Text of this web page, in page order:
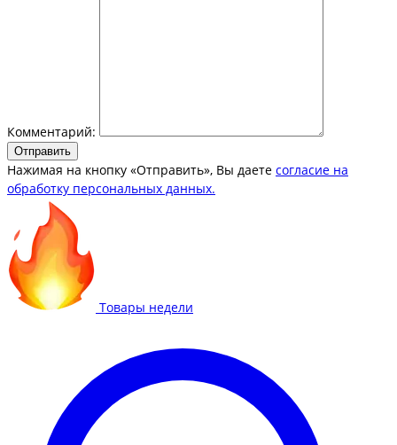
Комментарий:
Отправить
Нажимая на кнопку «Отправить», Вы даете согласие на
обработку персональных данных.
Товары недели